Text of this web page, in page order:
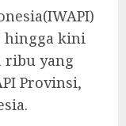
hingga kini
ribu yang
Provinsi,